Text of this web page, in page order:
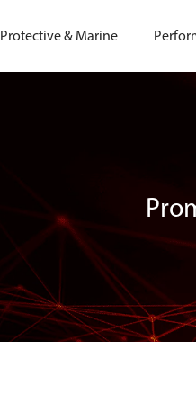
Protective & Marine